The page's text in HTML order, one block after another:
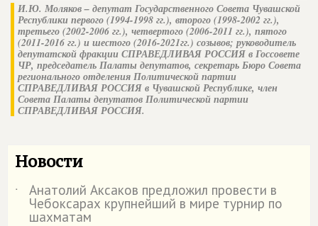
И.Ю. Моляков – депутат Государственного Совета Чувашской
Республики первого (1994-1998 гг.), второго (1998-2002 гг.),
третьего (2002-2006 гг.), четвертого (2006-2011 гг.), пятого
(2011-2016 гг.) и шестого (2016-2021гг.) созывов; руководитель
депутатской фракции СПРАВЕДЛИВАЯ РОССИЯ в Госсовете
ЧР, председатель Палаты депутатов, секретарь Бюро Совета
регионального отделения Политической партии
СПРАВЕДЛИВАЯ РОССИЯ в Чувашской Республике, член
Совета Палаты депутатов Политической партии
СПРАВЕДЛИВАЯ РОССИЯ.
Новости
˙ Анатолий Аксаков предложил провести в
Чебоксарах крупнейший в мире турнир по
шахматам